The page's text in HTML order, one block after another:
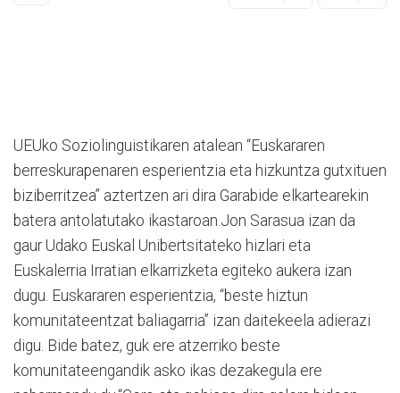
UEUko Soziolinguistikaren atalean “Euskararen
berreskurapenaren esperientzia eta hizkuntza gutxituen
biziberritzea” aztertzen ari dira Garabide elkartearekin
batera antolatutako ikastaroan.Jon Sarasua izan da
gaur Udako Euskal Unibertsitateko hizlari eta
Euskalerria Irratian elkarrizketa egiteko aukera izan
dugu. Euskararen esperientzia, “beste hiztun
komunitateentzat baliagarria” izan daitekeela adierazi
digu. Bide batez, guk ere atzerriko beste
komunitateengandik asko ikas dezakegula ere